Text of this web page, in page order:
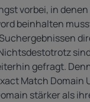
vorbei, in
beinhalten
gefragt.
Match Domain
stärker als